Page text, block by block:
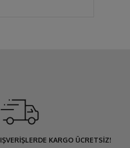
KARGO ÜCRETSİZ!